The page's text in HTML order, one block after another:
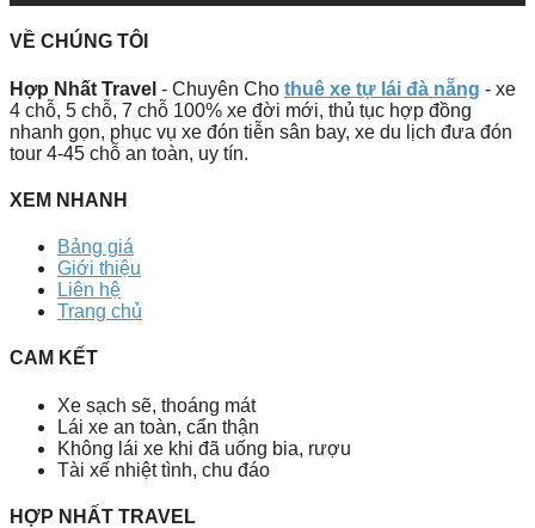
VỀ CHÚNG TÔI
Hợp Nhất Travel - Chuyên Cho thuê xe tự lái đà nẵng - xe
4 chỗ, 5 chỗ, 7 chỗ 100% xe đời mới, thủ tục hợp đồng
nhanh gọn, phục vụ xe đón tiễn sân bay, xe du lịch đưa đón
tour 4-45 chỗ an toàn, uy tín.
XEM NHANH
Bảng giá
Giới thiệu
Liên hệ
Trang chủ
CAM KẾT
Xe sạch sẽ, thoáng mát
Lái xe an toàn, cẩn thận
Không lái xe khi đã uống bia, rượu
Tài xế nhiệt tình, chu đáo
HỢP NHẤT TRAVEL